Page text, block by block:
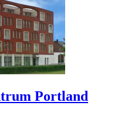
Portland